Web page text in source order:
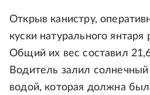
Открыв канистру,
куски натурального
Общий их вес составил
Водитель залил
водой, которая должна